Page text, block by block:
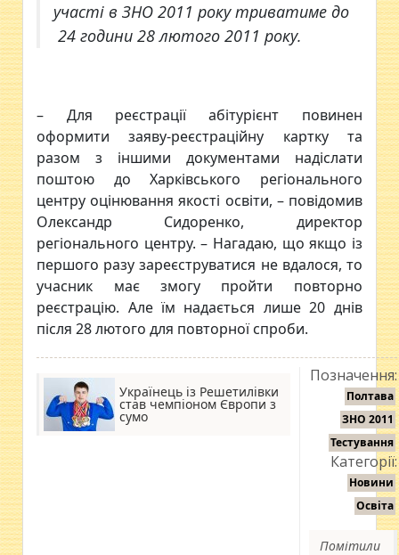
участі в ЗНО 2011 року триватиме до
24 години 28 лютого 2011 року.
– Для реєстрації абітурієнт повинен
оформити заяву-реєстраційну картку та
разом з іншими документами надіслати
поштою до Харківського регіонального
центру оцінювання якості освіти, – повідомив
Олександр Сидоренко, директор
регіонального центру. – Нагадаю, що якщо із
першого разу зареєструватися не вдалося, то
учасник має змогу пройти повторно
реєстрацію. Але їм надається лише 20 днів
після 28 лютого для повторної спроби.
Українець із Решетилівки
став чемпіоном Європи з
сумо
Позначення:
Полтава
ЗНО 2011
Тестування
Категорії:
Новини
Освіта
Помітили